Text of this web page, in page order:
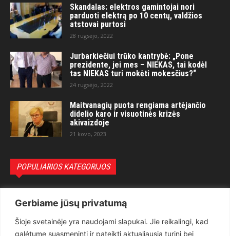
Gerbiame jūsų privatumą
Šioje svetainėje yra naudojami slapukai. Jie reikalingi, kad
galėtume suasmeninti ir pateikti aktualiausią turinį bei
Skandalas: elektros gamintojai nori
parduoti elektrą po 10 centų, valdžios
atstovai purtosi
28 rugsėjo, 2022
Jurbarkiečiui trūko kantrybė: „Pone
prezidente, jei mes – NIEKAS, tai kodėl
tas NIEKAS turi mokėti mokesčius?“
24 rugsėjo, 2022
Maitvanagių puota rengiama artėjančio
didelio karo ir visuotinės krizės
akivaizdoje
21 kovo, 2023
POPULIARIOS KATEGORIJOS
Teisėsauga
1497